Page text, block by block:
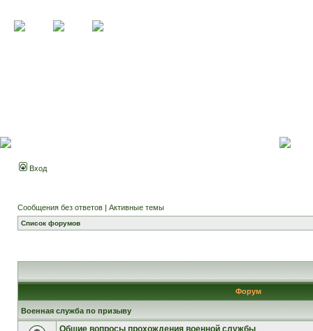
Вход
Сообщения без ответов | Активные темы
Список форумов
Форум
Военная служба по призыву
Общие вопросы прохождения военной службы